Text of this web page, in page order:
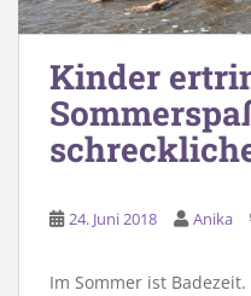
Kinder
24. Juni 2018 Anika
Im Sommer ist